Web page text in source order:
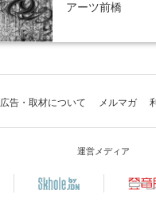
アーツ前橋
広告・取材について メルマガ
運営メディア